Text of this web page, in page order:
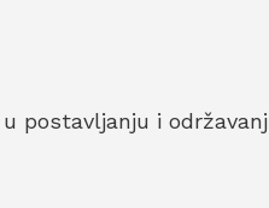
postavljanju i